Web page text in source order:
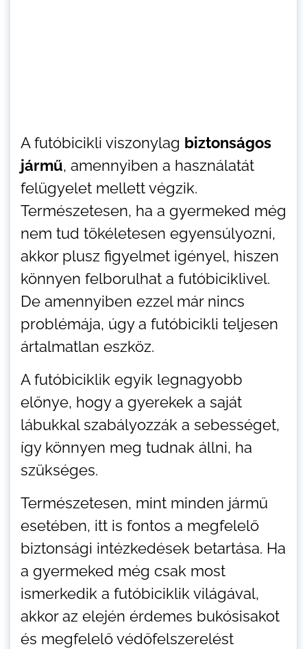
A futóbicikli viszonylag biztonságos
jármű, amennyiben a használatát
felügyelet mellett végzik.
Természetesen, ha a gyermeked még
nem tud tökéletesen egyensúlyozni,
akkor plusz figyelmet igényel, hiszen
könnyen felborulhat a futóbiciklivel.
De amennyiben ezzel már nincs
problémája, úgy a futóbicikli teljesen
ártalmatlan eszköz.
A futóbiciklik egyik legnagyobb
előnye, hogy a gyerekek a saját
lábukkal szabályozzák a sebességet,
így könnyen meg tudnak állni, ha
szükséges.
Természetesen, mint minden jármű
esetében, itt is fontos a megfelelő
biztonsági intézkedések betartása. Ha
a gyermeked még csak most
ismerkedik a futóbiciklik világával,
akkor az elején érdemes bukósisakot
és megfelelő védőfelszerelést